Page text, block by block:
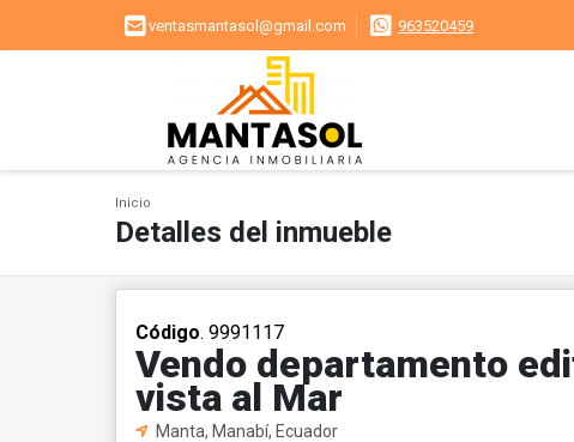
ventasmantasol@gmail.com 963520459
Inicio
Detalles del inmueble
Código. 9991117
Vendo departamento
vista al Mar
Manta, Manabí, Ecuador